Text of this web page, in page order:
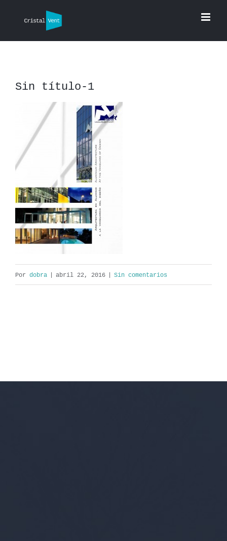
contenido
Sin título-1
Por dobra | abril 22, 2016 | Sin comentarios